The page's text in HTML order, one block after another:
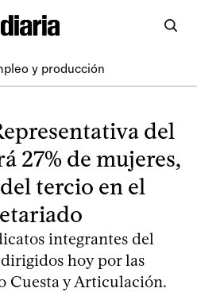
y producción
del
27% de mujeres,
tercio en el
integrantes del
hoy por las
Cuesta y Articulación.